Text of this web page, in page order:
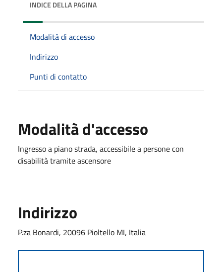
INDICE DELLA PAGINA
Modalità di accesso
Indirizzo
Punti di contatto
Modalità d'accesso
Ingresso a piano strada, accessibile a persone con
disabilità tramite ascensore
Indirizzo
P.za Bonardi, 20096 Pioltello MI, Italia